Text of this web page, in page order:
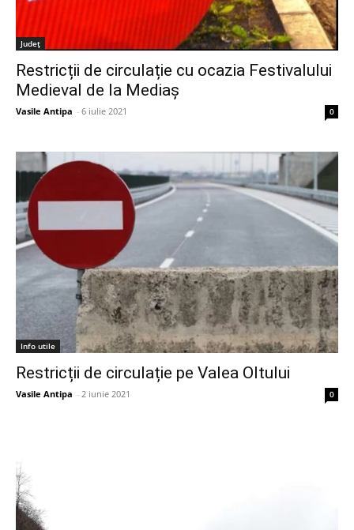
Judeţ
Restricții de circulație cu ocazia Festivalului
Medieval de la Mediaș
Vasile Antipa - 6 iulie 2021 0
Info utile
Restricții de circulație pe Valea Oltului
Vasile Antipa - 2 iunie 2021 0